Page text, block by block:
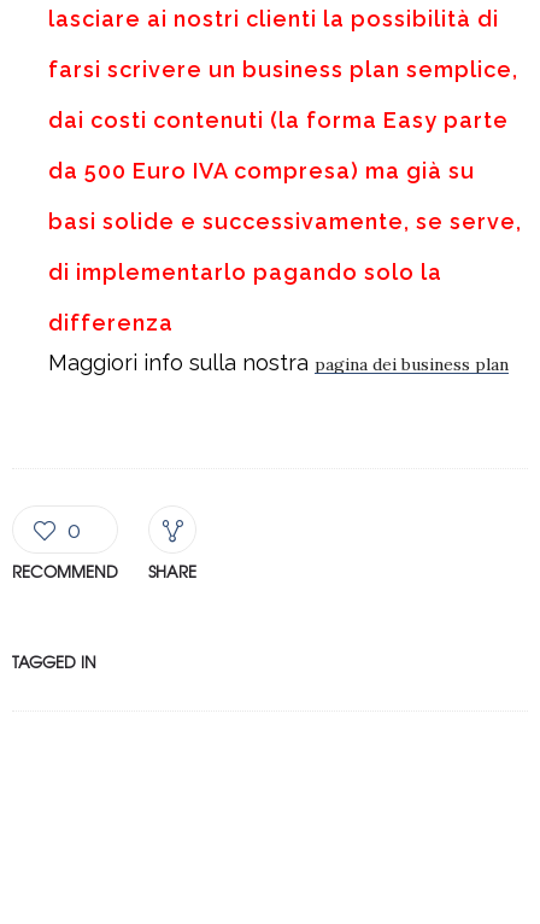
lasciare ai nostri clienti la possibilità di
farsi scrivere un business plan semplice,
dai costi contenuti (la forma Easy parte
da 500 Euro IVA compresa) ma già su
basi solide e successivamente, se serve,
di implementarlo pagando solo la
differenza
Maggiori info sulla nostra pagina dei business plan
0
RECOMMEND SHARE
TAGGED IN